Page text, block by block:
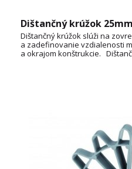
Dištančný krúžok
Dištančný krúžok slúži na
a zadefinovanie vzdialenosti
a okrajom konštrukcie.